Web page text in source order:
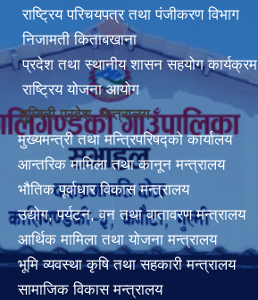
राष्ट्रिय परिचयपत्र तथा पंजीकरण विभाग
निजामती किताबखाना
प्रदेश तथा स्थानीय शासन सहयोग कार्यक्रम
राष्ट्रिय योजना आयोग
लुम्बिनी प्रदेश मन्त्रालय
मुख्यमन्त्री तथा मन्त्रिपरिषद्को कार्यालय
आन्तरिक मामिला तथा कानून मन्त्रालय
भौतिक पूर्वाधार विकास मन्त्रालय
उद्योग, पर्यटन, वन तथा वातावरण मन्त्रालय
आर्थिक मामिला तथा योजना मन्त्रालय
भूमि व्यवस्था कृषि तथा सहकारी मन्त्रालय
सामाजिक विकास मन्त्रालय